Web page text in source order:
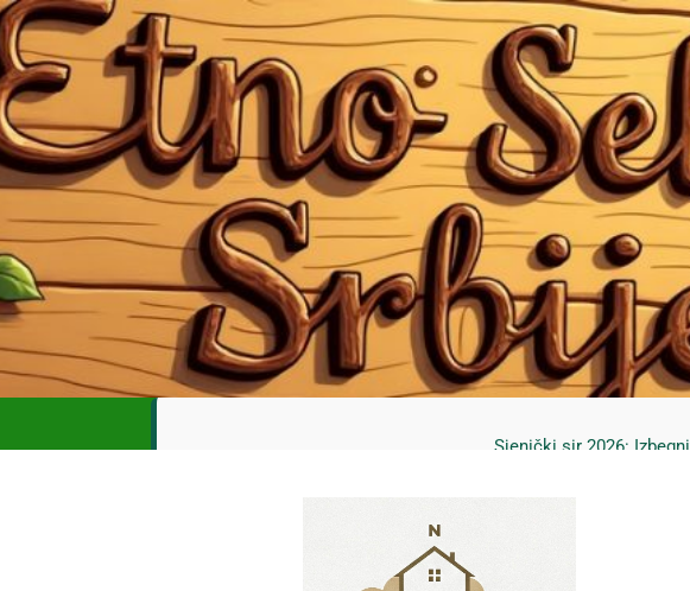
Mrčajevci 2026:
Jahorina leto 2026:
Sjenički sir 2026: